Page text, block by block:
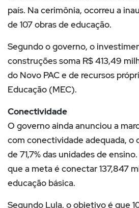
país. Na cerimônia, ocorreu a
de 107 obras de educação.
Segundo o governo, o
construções soma R$ 413,49
do Novo PAC e de recursos
Educação (MEC).
Conectividade
O governo ainda anunciou a
com conectividade adequada, o
de 71,7% das unidades de
que a meta é conectar 137,847
educação básica.
Segundo Lula, o objetivo é que